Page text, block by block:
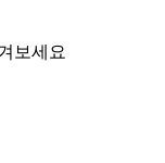
보세요